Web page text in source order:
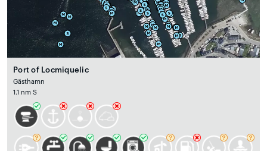
Port of Locmiquelic
Gästhamn
1.1 nm S